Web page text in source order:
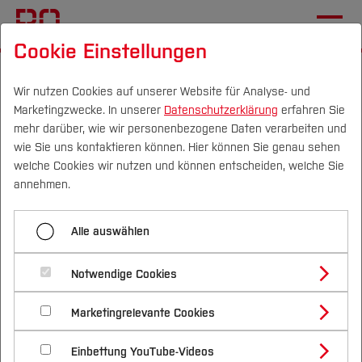
Campus Personen DE|EN Quicklinks
Studium
Studienangebote
Bachelorstudiengänge
Masterstudiengänge
Vor dem Studium
Bewerben & Einschreiben
Bewerbungsportal
Im Studium
Studienbüros und Prüfungen
Nach dem Studium
Forschung & Transfer
Profil
Forschungs- und Transferprofil
Schwerpunkte (FuT)
Beratung & Förderung
Nachhaltigkeit
Nachhaltigkeit studieren
International
Zentrale Studienberatung
Bewerbung für das
Studium
Art:Vortrag und offene Fragerunde
Interessant für:Schüler*innen der Oberstufe,
Studieninteressierte in der Bewerbungsphase für
einen Studienplatz
Ziel:Ich erfahre, was ich alles bei der Bewerbung
Cookie Einstellungen
Wir nutzen Cookies auf unserer Website für Analyse- und
Marketingzwecke. In unserer Datenschutzerklärung erfahren Sie
mehr darüber, wie wir personenbezogene Daten verarbeiten und
wie Sie uns kontaktieren können. Hier können Sie genau sehen
welche Cookies wir nutzen und können entscheiden, welche Sie
annehmen.
Alle auswählen
Notwendige Cookies
Marketingrelevante Cookies
Einbettung YouTube-Videos